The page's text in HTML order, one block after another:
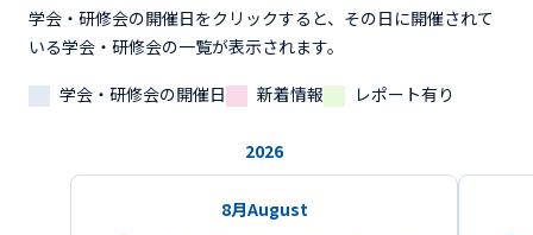
学会・研修会の開催日をクリックすると、その日に開催されて
いる学会・研修会の一覧が表示されます。
学会・研修会の開催日
新着情報 レポート有り
2026
8月August